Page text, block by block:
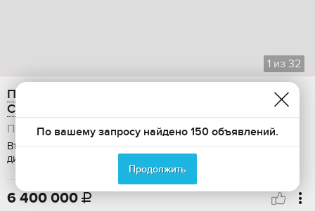
1 из 32
Продажа 3-ком. квартиры, 62.6 м2, 1-я улица
Строителя, 42
Павлово
Вторичка, Общая площадь: 62.6 м2, Этаж: 9 / 9, Ремонт:
дизайнерский, Дом: панельный, Ипотека
6 400 000 
По вашему запросу найдено 150 объявлений.
Продолжить